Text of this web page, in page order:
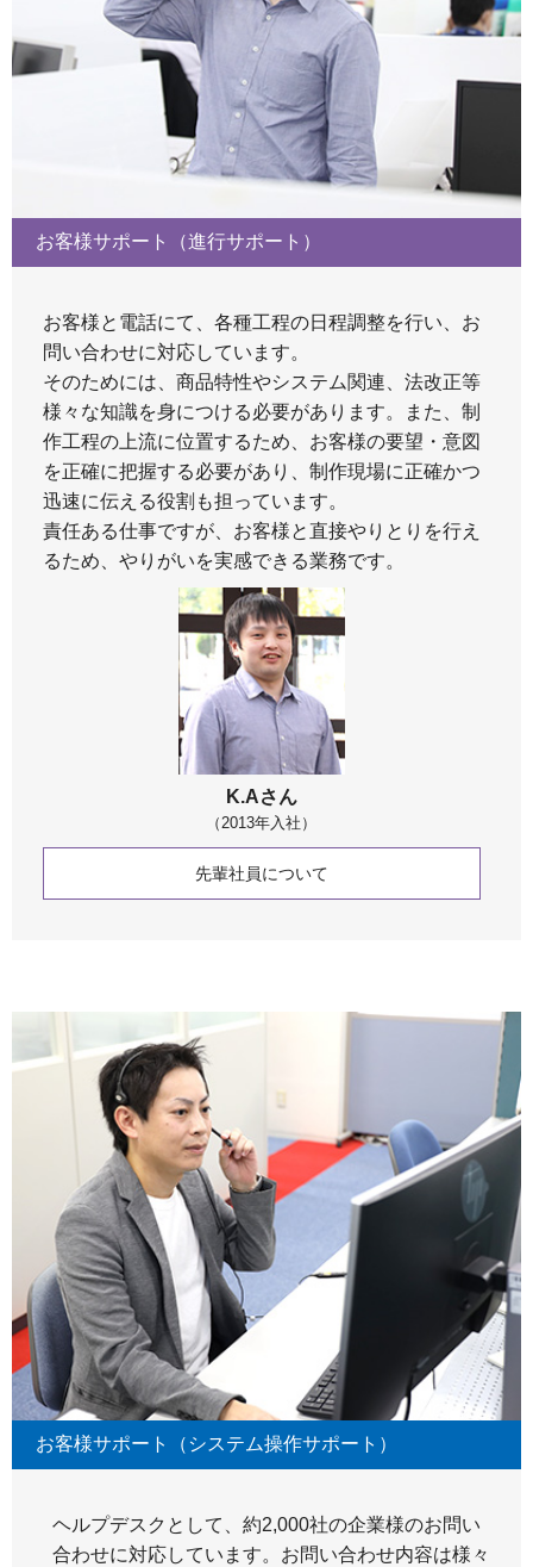
お客様サポート（進行サポート）
お客様と電話にて、各種工程の日程調整を行い、お
問い合わせに対応しています。
そのためには、商品特性やシステム関連、法改正等
様々な知識を身につける必要があります。また、制
作工程の上流に位置するため、お客様の要望・意図
を正確に把握する必要があり、制作現場に正確かつ
迅速に伝える役割も担っています。
責任ある仕事ですが、お客様と直接やりとりを行え
るため、やりがいを実感できる業務です。
K.Aさん
（2013年入社）
先輩社員について
お客様サポート（システム操作サポート）
ヘルプデスクとして、約2,000社の企業様のお問い
合わせに対応しています。お問い合わせ内容は様々